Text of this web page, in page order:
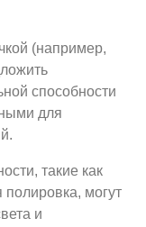
(например,
способности
для
такие как
могут
и